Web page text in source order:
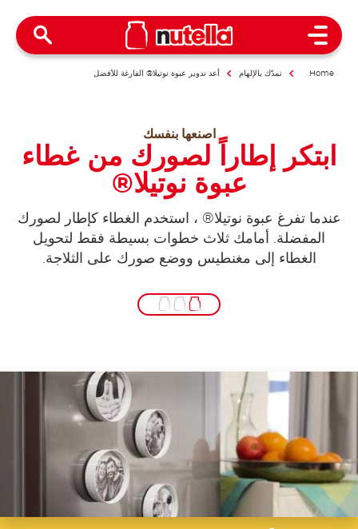
Open Menu
Home نمدّك بالإلهام أعد تدوير عبوة نوتيلا® الفارغة للأفضل
اصنعها بنفسك
ابتكر إطاراً لصورك من غطاء
عبوة نوتيلا®
عندما تفرغ عبوة نوتيلا® ، استخدم الغطاء كإطار لصورك
المفضلة. أمامك ثلاث خطوات بسيطة فقط لتحويل
الغطاء إلى مغنطيس ووضع صورك على الثلاجة.